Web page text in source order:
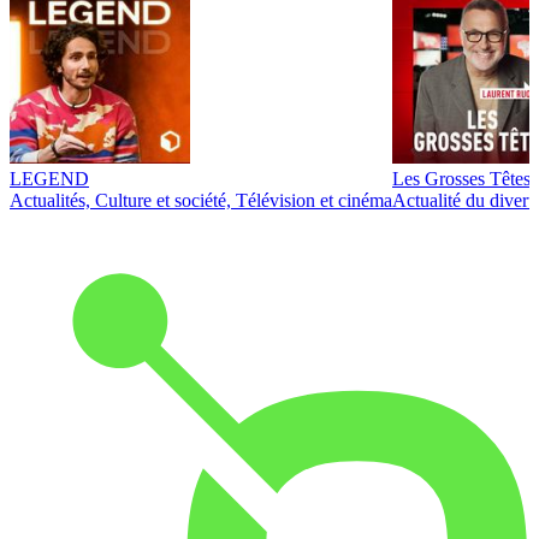
LEGEND
Actualités, Culture et société, Télévision et cinéma
Les Grosses Têtes
Actualité du